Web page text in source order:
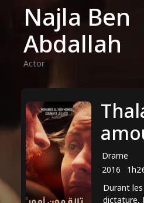
Najla Ben
Abdallah
Actor
Drame
2016
Durant
dictature,